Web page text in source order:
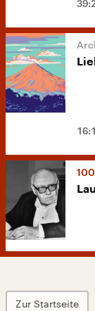
Zur Startseite